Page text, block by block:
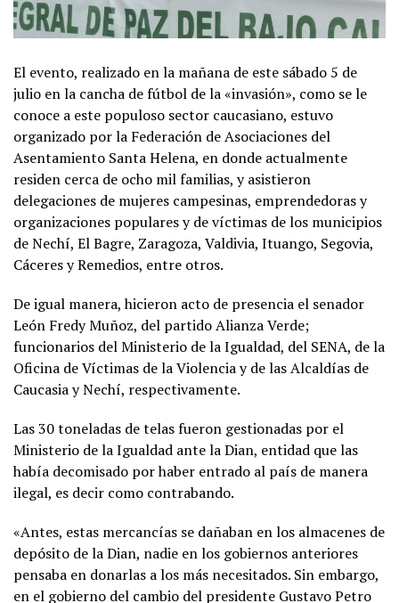
El evento, realizado en la mañana de este sábado 5 de
julio en la cancha de fútbol de la «invasión», como se le
conoce a este populoso sector caucasiano, estuvo
organizado por la Federación de Asociaciones del
Asentamiento Santa Helena, en donde actualmente
residen cerca de ocho mil familias, y asistieron
delegaciones de mujeres campesinas, emprendedoras y
organizaciones populares y de víctimas de los municipios
de Nechí, El Bagre, Zaragoza, Valdivia, Ituango, Segovia,
Cáceres y Remedios, entre otros.
De igual manera, hicieron acto de presencia el senador
León Fredy Muñoz, del partido Alianza Verde;
funcionarios del Ministerio de la Igualdad, del SENA, de la
Oficina de Víctimas de la Violencia y de las Alcaldías de
Caucasia y Nechí, respectivamente.
Las 30 toneladas de telas fueron gestionadas por el
Ministerio de la Igualdad ante la Dian, entidad que las
había decomisado por haber entrado al país de manera
ilegal, es decir como contrabando.
«Antes, estas mercancías se dañaban en los almacenes de
depósito de la Dian, nadie en los gobiernos anteriores
pensaba en donarlas a los más necesitados. Sin embargo,
en el gobierno del cambio del presidente Gustavo Petro